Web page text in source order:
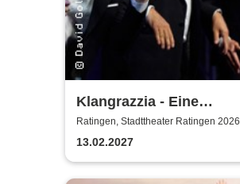
Klangrazzia - Eine
musikalische Kriminal-
Komödie
Ratingen, Stadttheater Ratingen 2026
13.02.2027